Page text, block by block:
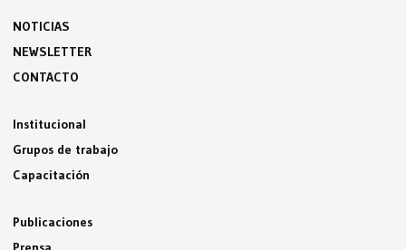
NOTICIAS
NEWSLETTER
CONTACTO
Institucional
Grupos de trabajo
Capacitación
Publicaciones